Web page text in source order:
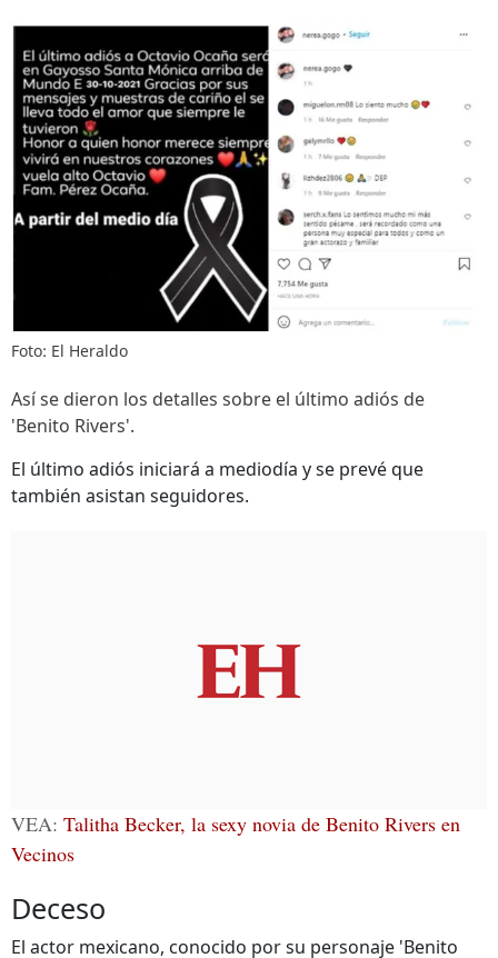
Foto: El Heraldo
Así se dieron los detalles sobre el último adiós de
'Benito Rivers'.
El último adiós iniciará a mediodía y se prevé que
también asistan seguidores.
VEA: Talitha Becker, la sexy novia de Benito Rivers en
Vecinos
Deceso
El actor mexicano, conocido por su personaje 'Benito